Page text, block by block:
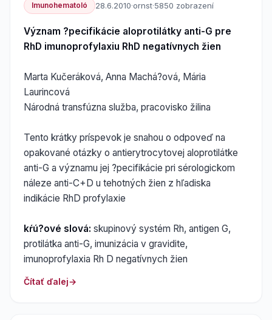
Imunohematoló 28.6.2010·ornst·5850 zobrazení
Význam ?pecifikácie aloprotilátky anti-G pre
RhD imunoprofylaxiu RhD negatívnych žien
Marta Kučeráková, Anna Machá?ová, Mária
Laurincová
Národná transfúzna služba, pracovisko žilina
Tento krátky príspevok je snahou o odpoveď na
opakované otázky o antierytrocytovej aloprotilátke
anti-G a významu jej ?pecifikácie pri sérologickom
náleze anti-C+D u tehotných žien z hľadiska
indikácie RhD profylaxie
kŕú?ové slová: skupinový systém Rh, antigen G,
protilátka anti-G, imunizácia v gravidite,
imunoprofylaxia Rh D negatívnych žien
Čítať ďalej